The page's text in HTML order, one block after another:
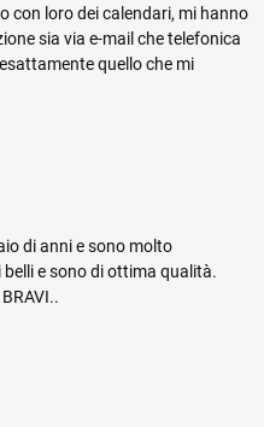
con loro dei calendari, mi hanno
sia via e-mail che telefonica
quello che mi
di anni e sono molto
e sono di ottima qualità.